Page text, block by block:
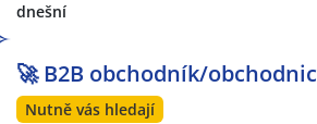
dnešní
🚀 B2B obchodník/
Nutně vás hledají